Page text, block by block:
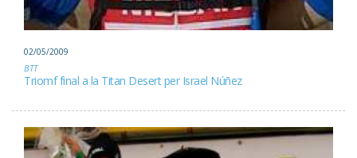
02/05/2009
BTT
Triomf final a la Titan Desert per Israel Núñez